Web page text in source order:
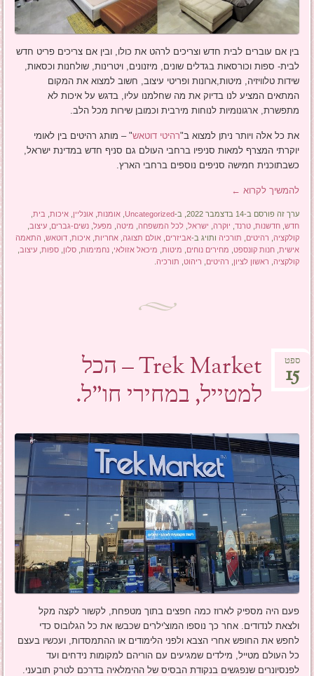
בין אם עוברים לבית חדש וצריכים לרהט את כולו, ובין אם צריכים פריט חדש
לבית- ספות וכורסאות בגדלים שונים, מיזנונים, ויטרינות, שולחנות וכסאות,
שידות טלוויזיה, מיטות,ארונות ופריטי עיצוב, חשוב למצוא את המקום
המתאים המציע לנו בדיוק את מה שחלמנו עליו, בדגש על איכות לא
מתפשרת, ארגונומיות לנוחות מירבית וכמובן שירות מכל הלב.
את כל אלה ויותר ניתן למצוא ב"רהיטי דוטאש" – מותג רהיטים בין לאומי
יוקרתי המצרף למאות סניפיו ברחבי העולם גם סניף חדש במדינת ישראל,
כשבתוכנית חמישה סניפים נוספים ברחבי הארץ.
להמשיך לקרוא ←
ערך זה פורסם ב-14 בדצמבר 2022, ב- Uncategorized
,אומנות ,אונליין ,איכות בית
חדש ,חדשנות ,טרנד יוקרה ישראל ,לכל המשפחה מיטה מפעל ,נשים-גברים ,עיצוב
קולקציה רהיטים תורכיה ותויג ב-אביזרים ,אולם תצוגה ,אחריות ,איכות ,דוטאש התאמה
אישית ,חנות קונספט מחירים נוחים מיטות מיכאל אזולאי ,נחמימות ,סלון ,ספות ,עיצוב
קולקציה ראשון לציון רהיטים ריהוט תורכיה
Trek Market – הכל
למטייל, במחירי חו"ל.
ספט
15
פעם היה מספיק לארוז כמה חפצים בתוך מטפחת, לקשור לקצה מקל
ולצאת לנדודים. אחר כך נוספו המוצ'ילרים שכבשו את כל הגלובוס כדי
לחפש את החופש אחרי הצבא ולפני הלימודים או ההתמסדות, ועכשיו בעצם
כל העולם מטייל, מילדים שמגיעים עם הוריהם למקומות נידחים ועד
לפנסיונרים שנפגשים בנקודת הבסיס של ההימלאיה בדרכם לטרק תובעני.